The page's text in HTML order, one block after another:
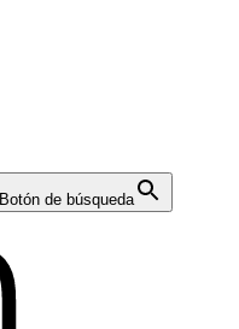
Botón de búsqueda